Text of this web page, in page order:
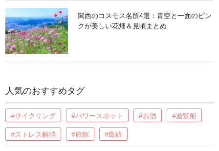
関西のコスモス名所4選：青空と一面のピン
クが美しい花畑＆見頃まとめ
人気のおすすめタグ
#サイクリング #パワースポット #お酒 #遊覧船
#ストレス解消 #旅館 #島旅